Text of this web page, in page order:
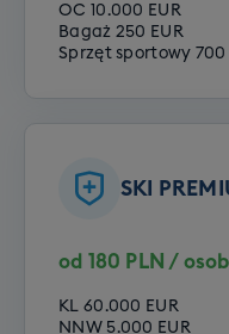
OC 10.000 EUR
Bagaż 250 EUR
Sprzęt sportowy 700
SKI
od 180 PLN /
KL 60.000 EUR
NNW 5.000 EUR